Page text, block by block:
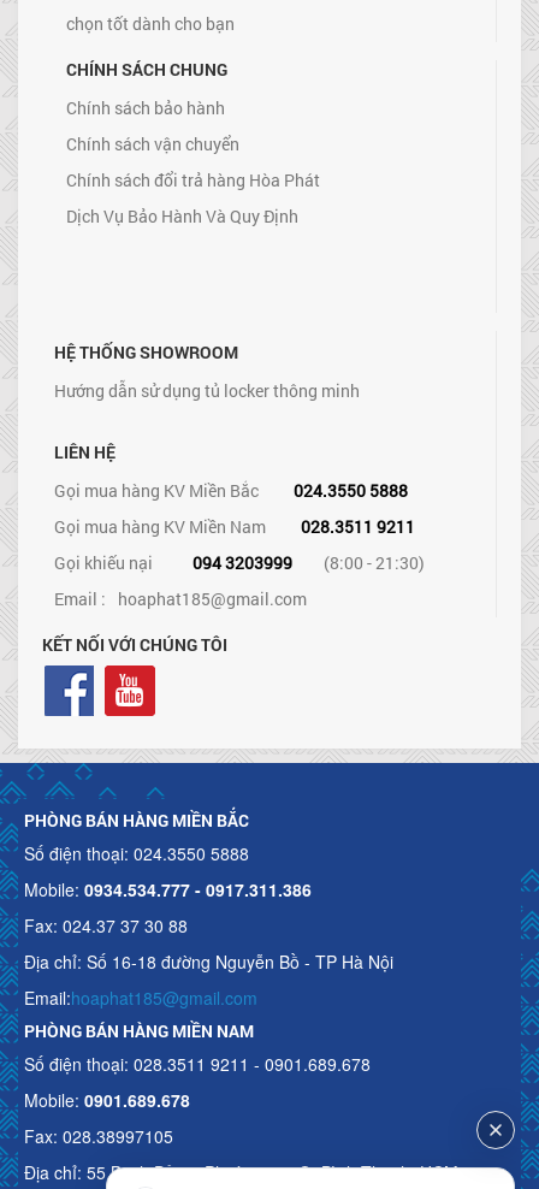
chọn tốt dành cho bạn
CHÍNH SÁCH CHUNG
Chính sách bảo hành
Chính sách vận chuyển
Chính sách đổi trả hàng Hòa Phát
Dịch Vụ Bảo Hành Và Quy Định
HỆ THỐNG SHOWROOM
Hướng dẫn sử dụng tủ locker thông minh
LIÊN HỆ
Gọi mua hàng KV Miền Bắc
024.3550 5888
Gọi mua hàng KV Miền Nam
028.3511 9211
Gọi khiếu nại
094 3203999
(8:00 - 21:30)
Email : hoaphat185@gmail.com
KẾT NỐI VỚI CHÚNG TÔI
PHÒNG BÁN HÀNG MIỀN BẮC
Số điện thoại: 024.3550 5888
Mobile: 0934.534.777 - 0917.311.386
Fax: 024.37 37 30 88
Địa chỉ: Số 16-18 đường Nguyễn Bồ - TP Hà Nội
Email:hoaphat185@gmail.com
PHÒNG BÁN HÀNG MIỀN NAM
Số điện thoại: 028.3511 9211 - 0901.689.678
Mobile: 0901.689.678
Fax: 028.38997105
Địa chỉ: 55 Bạch Đằng, Phường 15, Q. Bình Thạnh, HCM